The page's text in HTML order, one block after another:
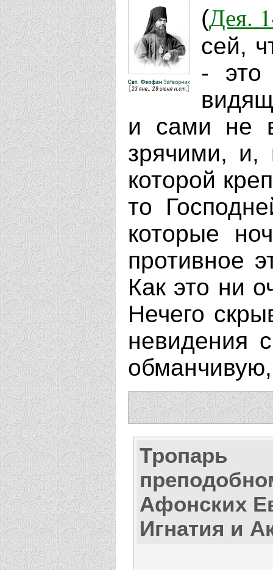
(Дея.
сей,
- это
и сами не
зрячими, и,
которой
то
которые
противное
Как это ни
Нечего
невидения
Тропарь
Афонских
Игнатия и